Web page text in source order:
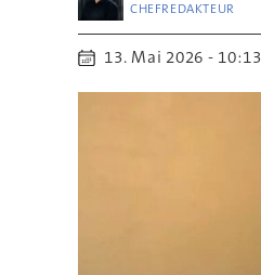
CHEFREDAKTEUR
13. Mai 2026 - 10:13